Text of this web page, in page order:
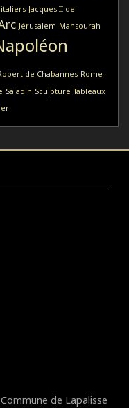
Jacques II de
Jérusalem Mansourah
de Chabannes Rome
Saladin Sculpture Tableaux
de Lapalisse